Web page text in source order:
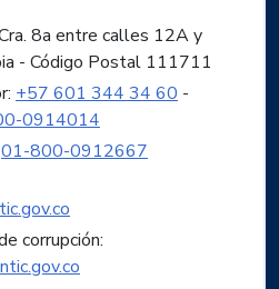
de acuerdo con la
de los términos de
formulación de proyecto
app/img/ppt/
de la convocatoria:
2021, lanzamiento por el
8a entre calles 12A y
- Código Postal 111711
+57 601 344 34 60 -
0914014
01-800-0912667
corrupción: